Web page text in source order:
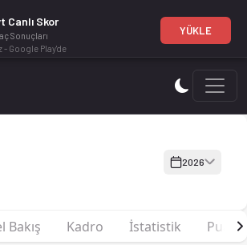
Playoffları Grup A'de 8.
2026
Bakış Kadro İstatistik Puan
Canlı Skor
Sonuçları
- Google Play'de
YÜKLE